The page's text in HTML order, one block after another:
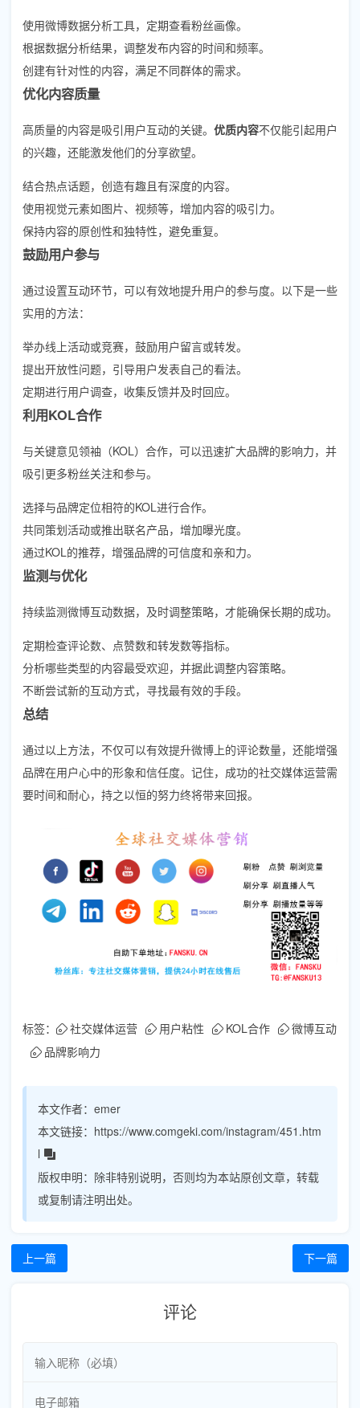
使用微博数据分析工具，定期查看粉丝画像。
根据数据分析结果，调整发布内容的时间和频率。
创建有针对性的内容，满足不同群体的需求。
优化内容质量
高质量的内容是吸引用户互动的关键。 优质内容不仅能引起用户
的兴趣，还能激发他们的分享欲望。
结合热点话题，创造有趣且有深度的内容。
使用视觉元素如图片、视频等，增加内容的吸引力。
保持内容的原创性和独特性，避免重复。
鼓励用户参与
通过设置互动环节，可以有效地提升用户的参与度。以下是一些
实用的方法：
举办线上活动或竞赛，鼓励用户留言或转发。
提出开放性问题，引导用户发表自己的看法。
定期进行用户调查，收集反馈并及时回应。
利用KOL合作
与关键意见领袖（KOL）合作，可以迅速扩大品牌的影响力，并
吸引更多粉丝关注和参与。
选择与品牌定位相符的KOL进行合作。
共同策划活动或推出联名产品，增加曝光度。
通过KOL的推荐，增强品牌的可信度和亲和力。
监测与优化
持续监测微博互动数据，及时调整策略，才能确保长期的成功。
定期检查评论数、点赞数和转发数等指标。
分析哪些类型的内容最受欢迎，并据此调整内容策略。
不断尝试新的互动方式，寻找最有效的手段。
总结
通过以上方法，不仅可以有效提升微博上的评论数量，还能增强
品牌在用户心中的形象和信任度。记住，成功的社交媒体运营需
要时间和耐心，持之以恒的努力终将带来回报。
标签： 社交媒体运营 用户粘性 KOL合作
微博互动
品牌影响力
本文作者： emer
本文链接： https://www.comgeki.com/instagram/451.htm
l
版权申明： 除非特别说明，否则均为本站原创文章，转载
或复制请注明出处。
上一篇 下一篇
评论